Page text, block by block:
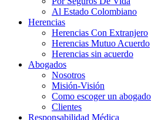
Al Estado Colombiano
Herencias
Herencias Con Extranjero
Herencias Mutuo Acuerdo
Herencias sin acuerdo
Abogados
Nosotros
Misión-Visión
Como escoger un abogado
Clientes
Responsabilidad Médica